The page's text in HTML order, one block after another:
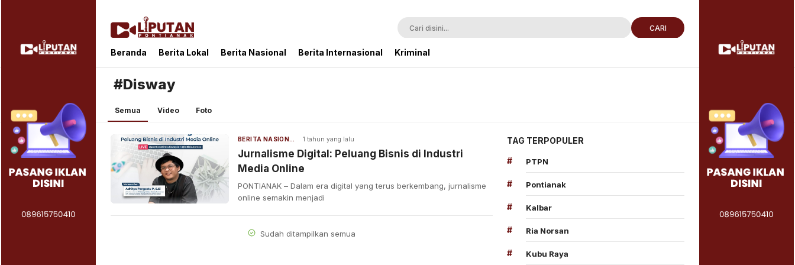
Liputan Pontianak
Berita Terkini dan TerUpdate
CARI
Beranda Berita Lokal Berita Nasional Berita Internasional Kriminal
#Disway
Semua Video Foto
BERITA NASIONAL 1 tahun yang lalu
Jurnalisme Digital: Peluang Bisnis di Industri
Media Online
PONTIANAK – Dalam era digital yang terus berkembang, jurnalisme
online semakin menjadi
Sudah ditampilkan semua
TAG TERPOPULER
#
PTPN
# Pontianak
# Kalbar
# Ria Norsan
# Kubu Raya